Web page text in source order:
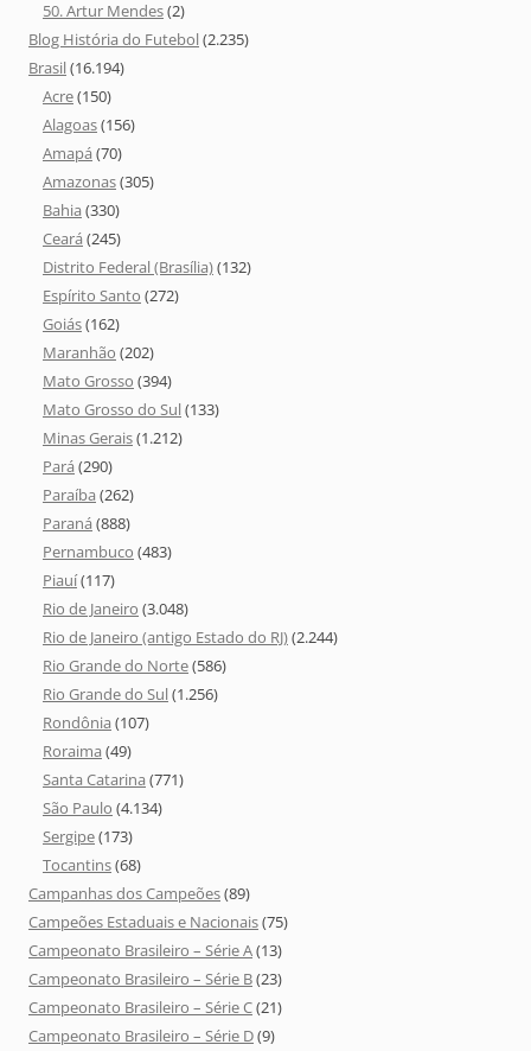
50. Artur Mendes(2)
Blog História do Futebol(2.235)
Brasil(16.194)
Acre(150)
Alagoas(156)
Amapá (70)
Amazonas(305)
Bahia (330)
Ceará (245)
Distrito Federal (Brasília)(132)
Espírito Santo (272)
Goiás(162)
Maranhão (202)
Mato Grosso (394)
Mato Grosso do Sul(133)
Minas Gerais(1.212)
Pará (290)
Paraíba (262)
Paraná (888)
Pernambuco (483)
Piauí(117)
Rio de Janeiro (3.048)
Rio de Janeiro (antigo Estado do RJ)(2.244)
Rio Grande do Norte(586)
Rio Grande do Sul(1.256)
Rondônia (107)
Roraima (49)
Santa Catarina (771)
São Paulo (4.134)
Sergipe(173)
Tocantins(68)
Campanhas dos Campeões(89)
Campeões Estaduais e Nacionais(75)
Campeonato Brasileiro – Série A(13)
Campeonato Brasileiro – Série B(23)
Campeonato Brasileiro – Série C(21)
Campeonato Brasileiro – Série D(9)